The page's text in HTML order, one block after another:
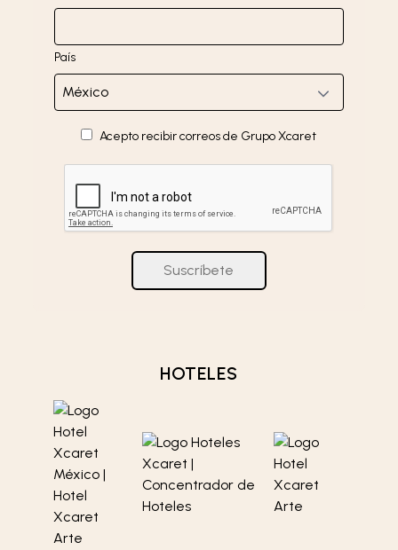
País
Acepto recibir correos de Grupo Xcaret
Suscríbete
HOTELES